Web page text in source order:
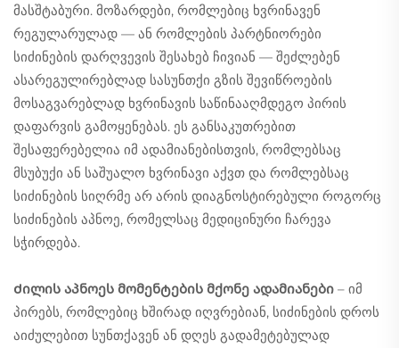
მასშტაბური. მოზარდები, რომლებიც ხვრინავენ
რეგულარულად — ან რომლების პარტნიორები
სიძინების დარღვევის შესახებ ჩივიან — შეძლებენ
ასარეგულირებლად სასუნთქი გზის შევიწროების
მოსაგვარებლად ხვრინავის საწინააღმდეგო პირის
დაფარვის გამოყენებას. ეს განსაკუთრებით
შესაფერებელია იმ ადამიანებისთვის, რომლებსაც
მსუბუქი ან საშუალო ხვრინავი აქვთ და რომლებსაც
სიძინების სიღრმე არ არის დიაგნოსტირებული როგორც
სიძინების აპნოე, რომელსაც მედიცინური ჩარევა
სჭირდება.
Ძილის აპნოეს მომენტების მქონე ადამიანები – იმ
პირებს, რომლებიც ხშირად იღვრებიან, სიძინების დროს
აიძულებით სუნთქავენ ან დღეს გადამეტებულად